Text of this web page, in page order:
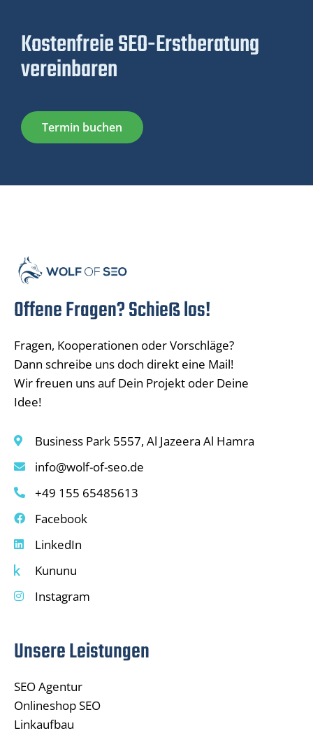
Kostenfreie SEO-Erstberatung
vereinbaren
Termin buchen
Offene Fragen? Schieß los!
Fragen, Kooperationen oder Vorschläge?
Dann schreibe uns doch direkt eine Mail!
Wir freuen uns auf Dein Projekt oder Deine
Idee!
Business Park 5557, Al Jazeera Al Hamra
info@wolf-of-seo.de
+49 155 65485613
Facebook
LinkedIn
Kununu
Instagram
Unsere Leistungen
SEO Agentur
Onlineshop SEO
Linkaufbau